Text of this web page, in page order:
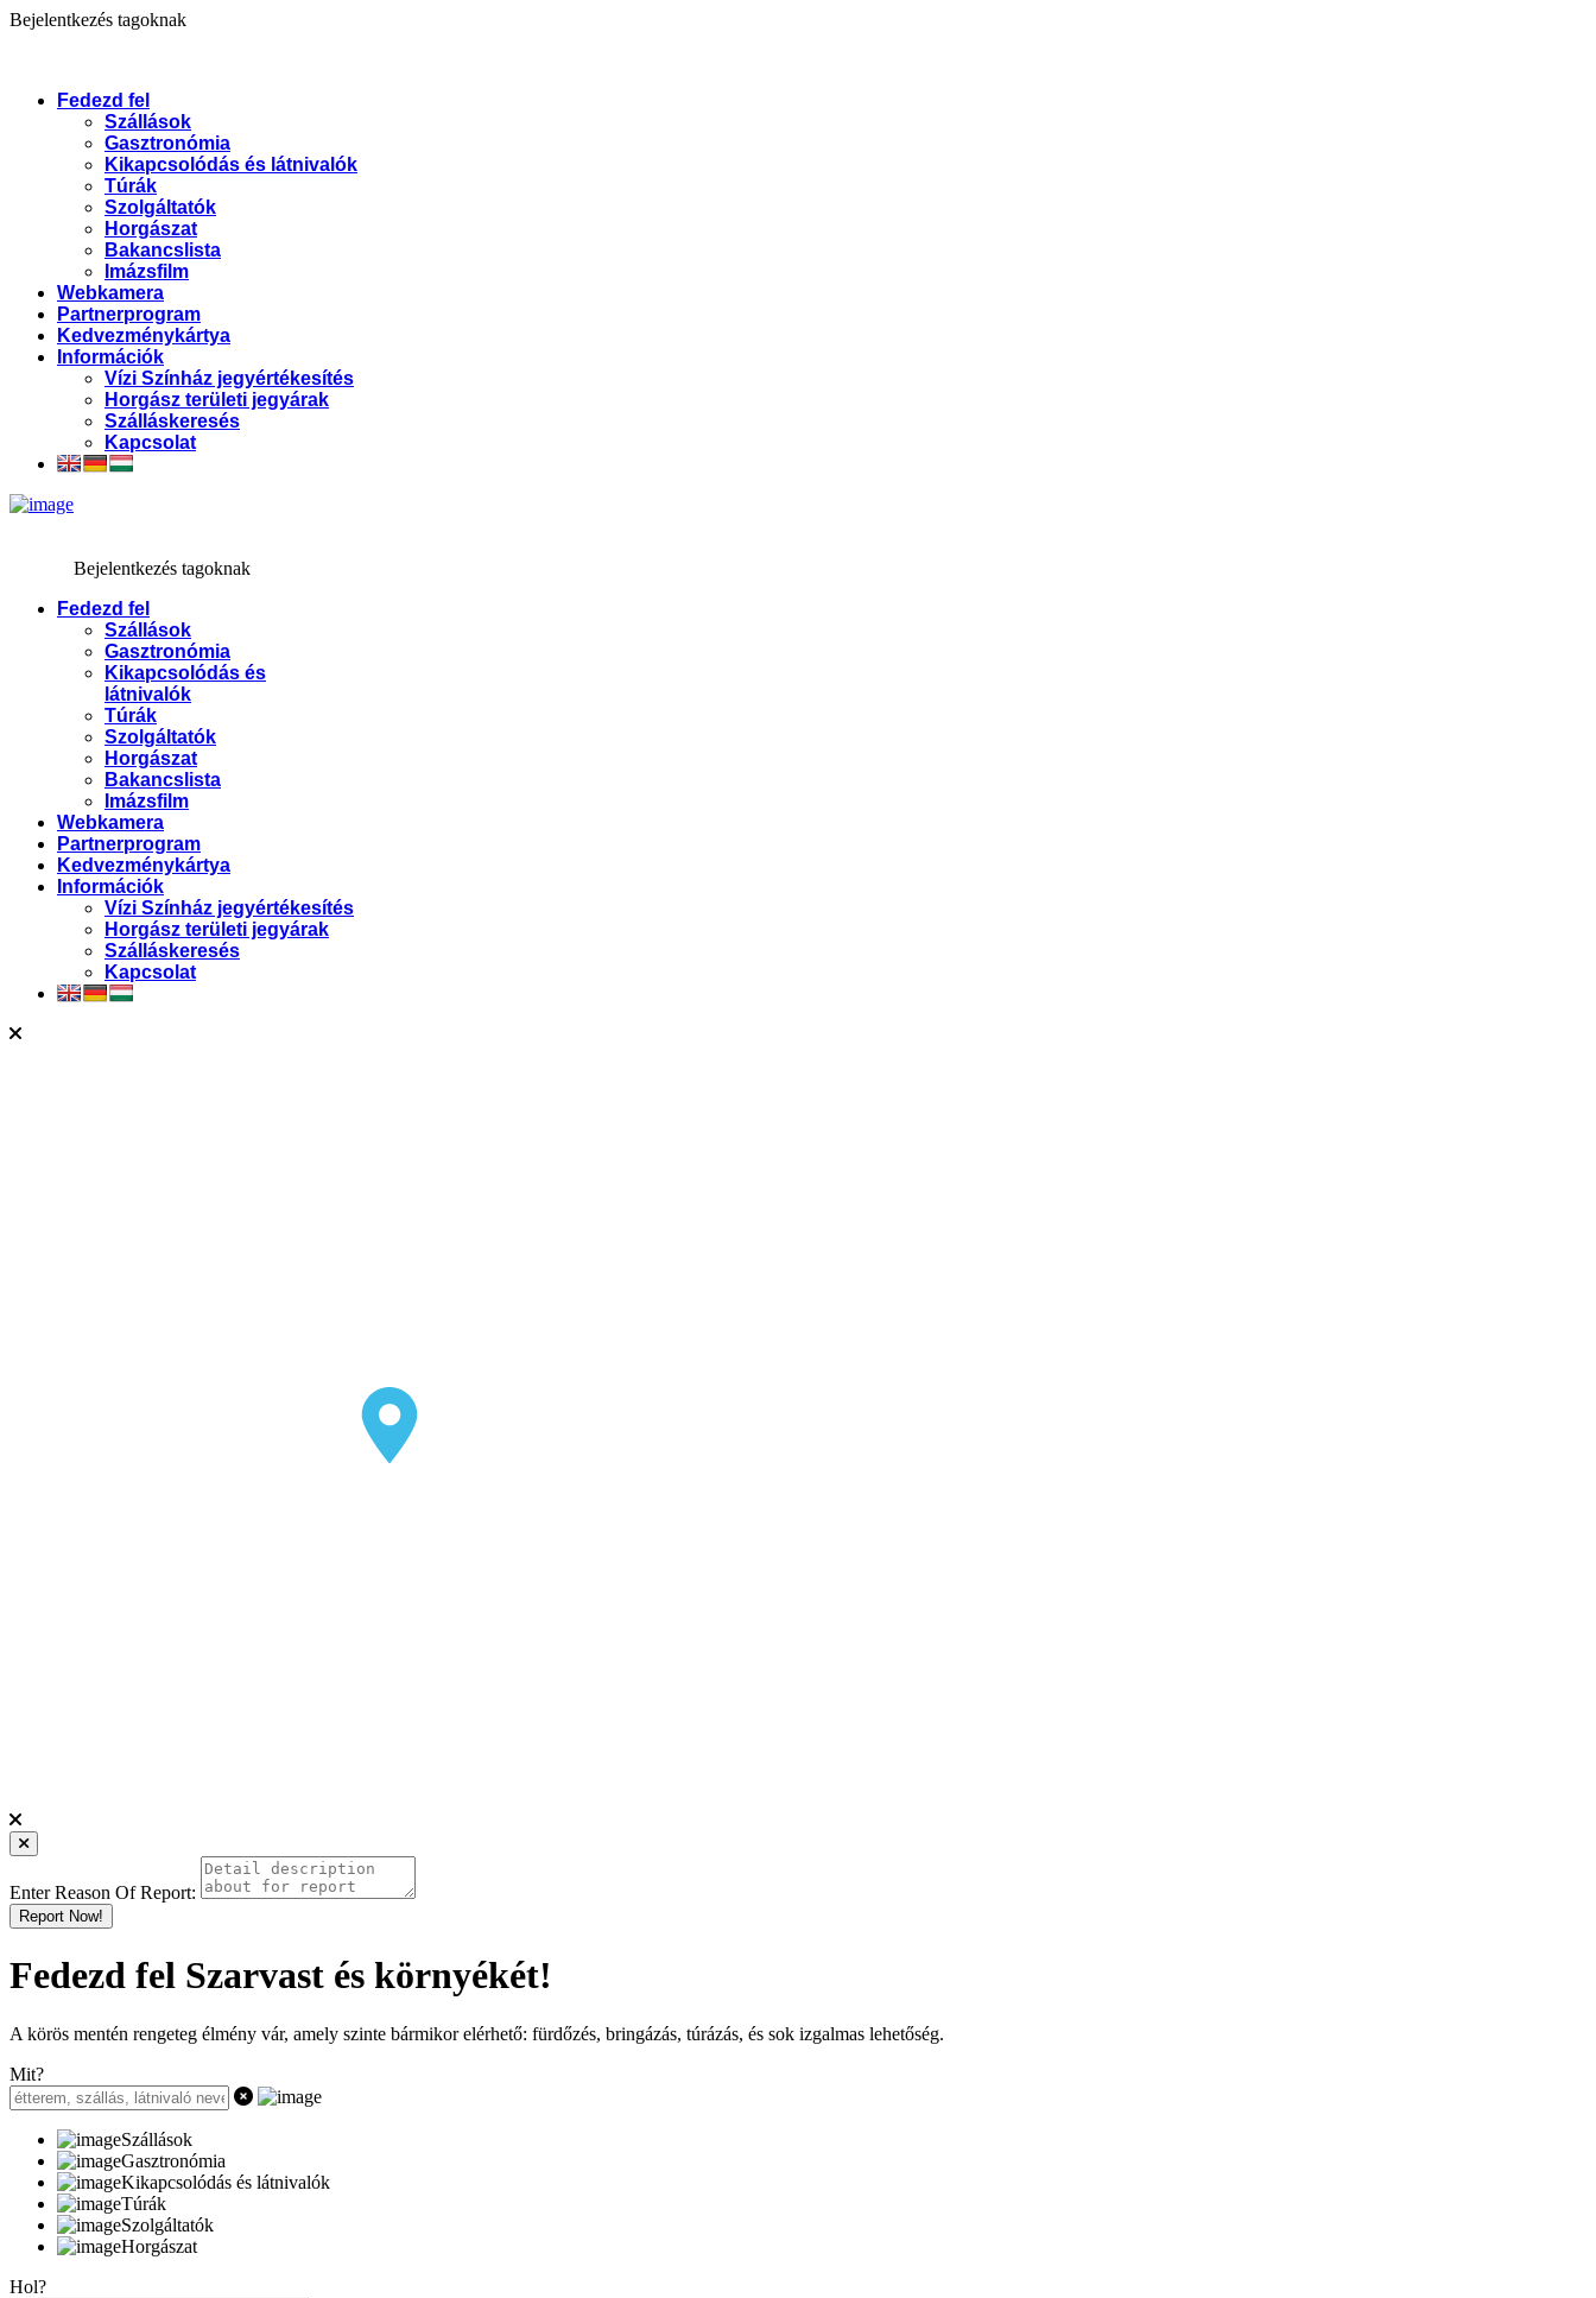
Bejelentkezés tagoknak
Fedezd fel
Szállások
Gasztronómia
Kikapcsolódás és látnivalók
Túrák
Szolgáltatók
Horgászat
Bakancslista
Imázsfilm
Webkamera
Partnerprogram
Kedvezménykártya
Információk
Vízi Színház jegyértékesítés
Horgász területi jegyárak
Szálláskeresés
Kapcsolat
Bejelentkezés tagoknak
Fedezd fel
Szállások
Gasztronómia
Kikapcsolódás és
látnivalók
Túrák
Szolgáltatók
Horgászat
Bakancslista
Imázsfilm
Webkamera
Partnerprogram
Kedvezménykártya
Információk
Vízi Színház jegyértékesítés
Horgász területi jegyárak
Szálláskeresés
Kapcsolat
Enter Reason Of Report:
Report Now!
Fedezd fel Szarvast és környékét!
A körös mentén rengeteg élmény vár, amely szinte bármikor elérhető: fürdőzés, bringázás, túrázás, és sok izgalmas lehetőség.
Mit?
Szállások
Gasztronómia
Kikapcsolódás és látnivalók
Túrák
Szolgáltatók
Horgászat
Hol?